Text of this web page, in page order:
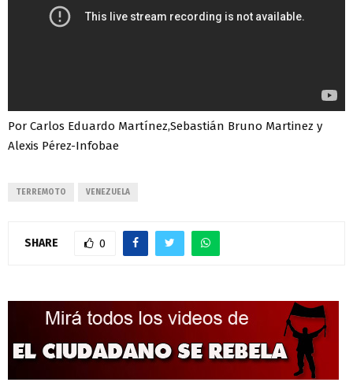
Por Carlos Eduardo Martínez,Sebastián Bruno Martinez y
Alexis Pérez-Infobae
TERREMOTO VENEZUELA
SHARE 0